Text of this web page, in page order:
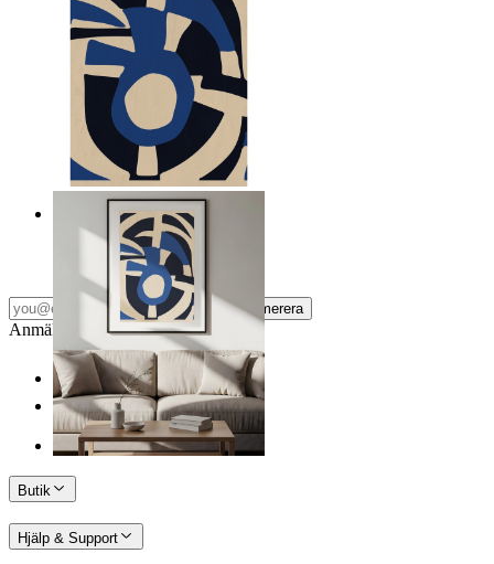
Nordiska frafiska former
149 kr
Prenumerera
Anmäl dig till vårt Nyhetsbrev
Butik
Hjälp & Support